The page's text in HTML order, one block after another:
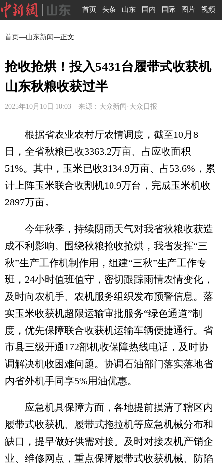
首页 头条 山东 国内 国际 图片 视频
首页—山东新闻—正文
抢收抢烘！投入5431台履带式收获机
山东秋粮收获过半
2025年10月10日 10:03 来源：大众新闻·大众日报
根据省农业农村厅农情调度，截至10月8
日，全省秋粮已收3363.2万亩、占应收面积
51%。其中，玉米已收3134.9万亩、占53.6%，累
计上阵玉米联合收割机10.9万台，完成玉米机收
2897万亩。
今年秋季，持续阴雨天气对我省秋粮收获造
成不利影响。围绕秋粮抢收抢烘，我省发挥“三
秋”生产工作机制作用，组建“三秋”生产工作专
班，24小时值班值守，密切跟踪雨情农情变化，
及时向农机手、农机服务组织发布预警信息。落
实玉米收获机超限运输审批服务“绿色通道”制
度，优先保障联合收获机运输车辆便捷通行。省
市县三级开通172部机收保障热线电话，及时协
调解决机收困难问题。协调石油部门落实落地省
内省外机手同享5%用油优惠。
应急机具保障方面，各地提前摸清了辖区内
履带式收获机、履带式拖拉机等应急机械分布和
缺口，提早做好供需对接。及时对接农机产销企
业、维修网点，重点保障履带式收获机械、防陷